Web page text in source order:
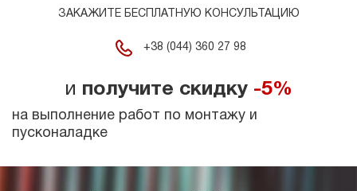
ЗАКАЖИТЕ БЕСПЛАТНУЮ КОНСУЛЬТАЦИЮ
+38 (044) 360 27 98
и получите скидку -5%
на выполнение работ по монтажу и
пусконаладке